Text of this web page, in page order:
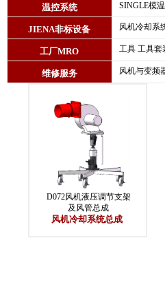
温控系统 SINGLE模
JIENA非标设备 风机冷却系
工厂MRO 工具 工具套
维修服务 风机与变频
D072风机液压调节支架
及风管总成
风机冷却系统总成